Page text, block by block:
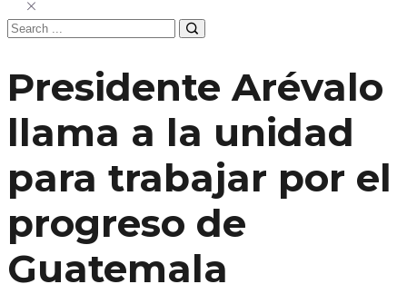
Presidente Arévalo
llama a la unidad
para trabajar por el
progreso de
Guatemala